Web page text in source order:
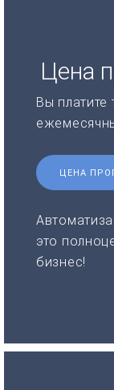
Цена
Вы платите
ЦЕНА
это
бизнес!